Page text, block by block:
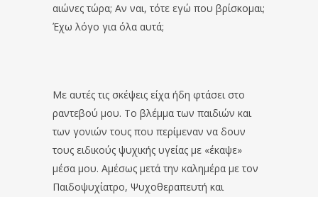
αιώνες τώρα; Αν ναι, τότε εγώ που βρίσκομαι;
Έχω λόγο για όλα αυτά;
Με αυτές τις σκέψεις είχα ήδη φτάσει στο
ραντεβού μου. Το βλέμμα των παιδιών και
των γονιών τους που περίμεναν να δουν
τους ειδικούς ψυχικής υγείας με «έκαψε»
μέσα μου. Αμέσως μετά την καλημέρα με τον
Παιδοψυχίατρο, Ψυχοθεραπευτή και